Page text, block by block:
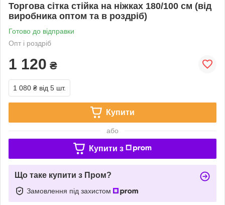
Торгова сітка стійка на ніжках 180/100 см (від
виробника оптом та в роздріб)
Готово до відправки
Опт і роздріб
1 120 ₴
1 080 ₴ від 5 шт.
Купити
або
Купити з
Що таке купити з Пром?
Замовлення під захистом